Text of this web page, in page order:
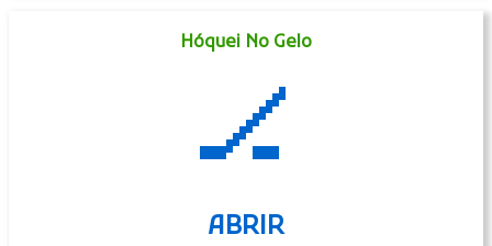
Hóquei No Gelo
🏒
ABRIR